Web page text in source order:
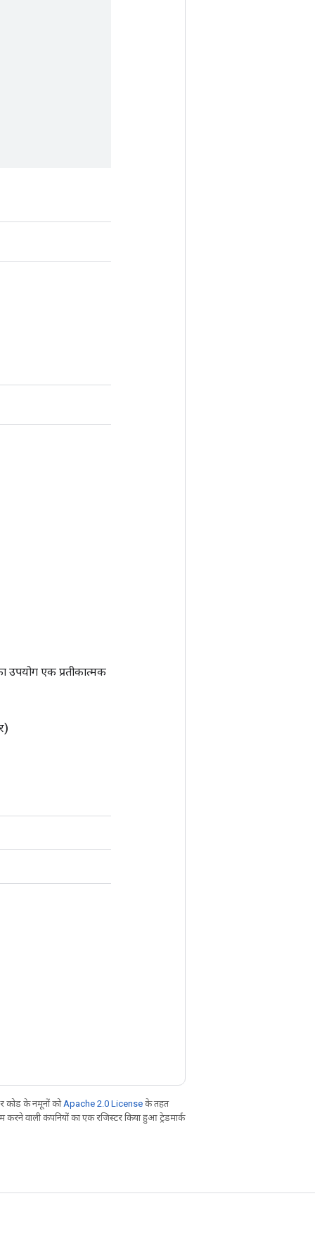
एक प्रतीकात्मक
कोड के नमूनों को Apache 2.0 License के तहत
वाली कंपनियों का एक रजिस्टर किया हुआ ट्रेडमार्क